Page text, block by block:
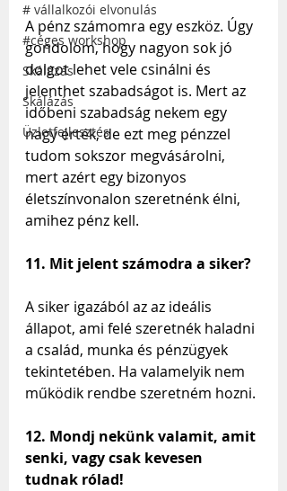
# vállalkozói elvonulás
#céges workshop
Skálázás
Skálázás
Üzletfejlesztés
A pénz számomra egy eszköz. Úgy
gondolom, hogy nagyon sok jó
dolgot lehet vele csinálni és
jelenthet szabadságot is. Mert az
időbeni szabadság nekem egy
nagy érték, de ezt meg pénzzel
tudom sokszor megvásárolni,
mert azért egy bizonyos
életszínvonalon szeretnénk élni,
amihez pénz kell.
11. Mit jelent számodra a siker?
A siker igazából az az ideális
állapot, ami felé szeretnék haladni
a család, munka és pénzügyek
tekintetében. Ha valamelyik nem
működik rendbe szeretném hozni.
12. Mondj nekünk valamit, amit
senki, vagy csak kevesen
tudnak rólad!